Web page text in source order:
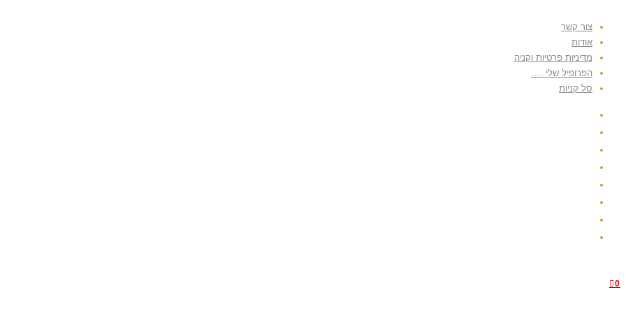
צור קשר
אודות
מדיניות פרטיות וקניה
הפרופיל שלי…..
סל קניות
0